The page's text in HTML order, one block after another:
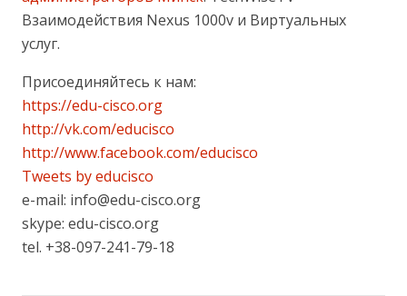
Взаимодействия Nexus 1000v и Виртуальных
услуг.
Присоединяйтесь к нам:
https://edu-cisco.org
http://vk.com/educisco
http://www.facebook.com/educisco
Tweets by educisco
e-mail: info@edu-cisco.org
skype: edu-cisco.org
tel. +38-097-241-79-18